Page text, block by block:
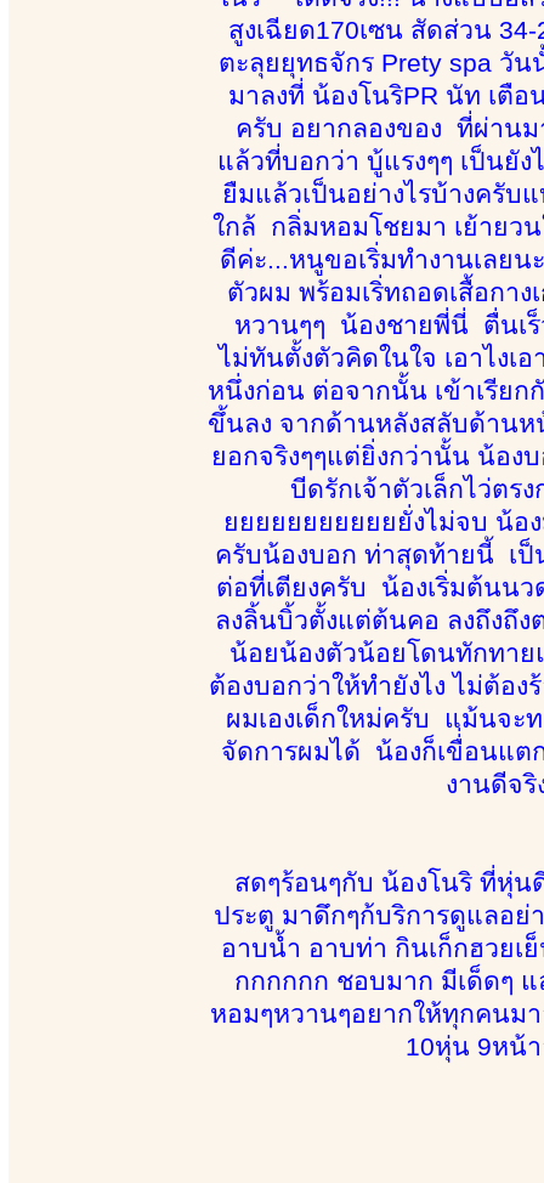
สูงเฉียด170เซน สัดส่วน
ตะลุยยุทธจักร Prety spa วัน
มาลงที่ น้องโนริPR นัท เตื
ครับ อยากลองของ ที่ผ่าน
แล้วที่บอกว่า บู้แรงๆๆ เป็นยั
ยืมแล้วเป็นอย่างไรบ้างครับ
ใกล้ กลิ่มหอมโชยมา เย้ายว
ดีค่ะ...หนูขอเริ่มทำงานเลย
ตัวผม พร้อมเริ่ทถอดเสื้อกา
หวานๆๆ น้องชายพี่นี่ ตื่นเร็
ไม่ทันตั้งตัวคิดในใจ เอาไง
หนึ่งก่อน ต่อจากนั้น เข้าเรียก
ขึ้นลง จากด้านหลังสลับด้านห
ยอกจริงๆๆแต่ยิ่งกว่านั้น น้อง
บีดรักเจ้าตัวเล็กไว่ตร
ยยยยยยยยยยยยั่งไม่จบ น้อ
ครับน้องบอก ท่าสุดท้ายนี้ เป็
ต่อที่เตียงครับ น้องเริ่มต้นน
ลงลิ้นบิ้วตั้งแต่ต้นคอ ลงถึงถึ
น้อยน้องตัวน้อยโดนทักทาย
ต้องบอกว่าให้ทำยังไง ไม่ต้อ
ผมเองเด็กใหม่ครับ แม้นจ
จัดการผมได้ น้องก็เขื่่อนแต
งานดีจ
สดๆร้อนๆกับ น้องโนริ ที่หุ่
ประตู มาดึกๆก้บริการดูแลอย่
อาบน้ำ อาบท่า กินเก็กฮวย
กกกกกก ชอบมาก มีเด็ดๆ
หอมๆหวานๆอยากให้ทุกคนม
10หุ่น 9หน้